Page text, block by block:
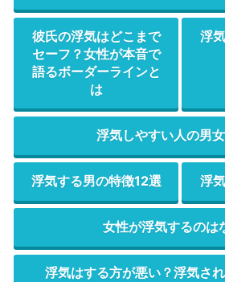
彼氏の浮気はどこまで
セーフ？女性が本音で
語るボーダーラインと
は
浮
浮気しやすい人の男
浮気する男の特徴12選 浮
女性が浮気するのは
浮気はする方が悪い？浮気さ